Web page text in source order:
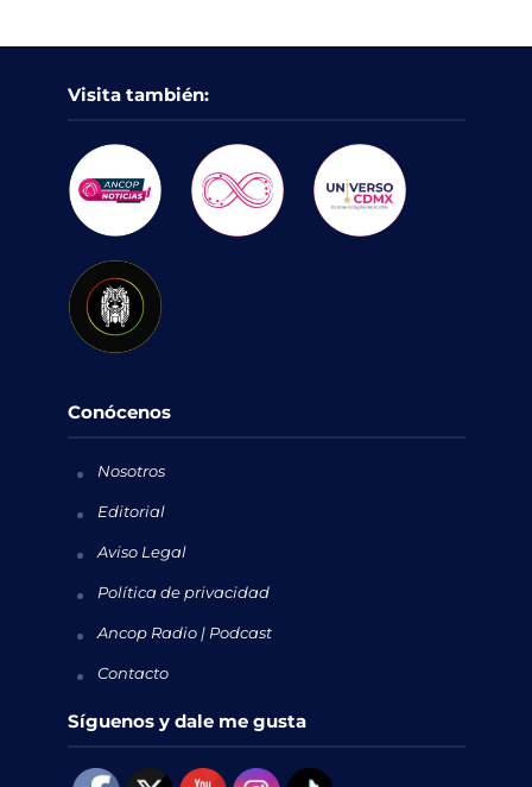
Visita también:
Conócenos
Nosotros
Editorial
Aviso Legal
Política de privacidad
Ancop Radio | Podcast
Contacto
Síguenos y dale me gusta